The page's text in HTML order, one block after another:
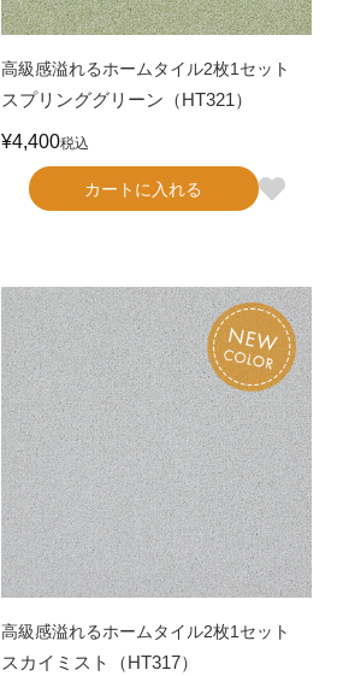
高級感溢れるホームタイル2枚1セット
スプリンググリーン（HT321）
¥4,400税込
カートに入れる
高級感溢れるホームタイル2枚1セット
スカイミスト（HT317）